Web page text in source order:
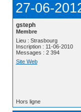
27-06-
gsteph
Membre
Lieu : Strasbourg
Inscription : 11-06-2010
Messages : 2 394
Site Web
Hors ligne